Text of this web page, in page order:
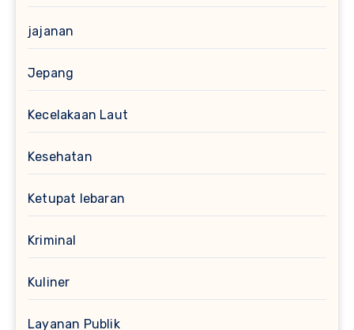
jajanan
Jepang
Kecelakaan Laut
Kesehatan
Ketupat lebaran
Kriminal
Kuliner
Layanan Publik